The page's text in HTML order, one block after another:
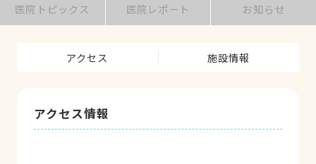
医院トピックス 医院レポート お知らせ
アクセス 施設情報
アクセス情報